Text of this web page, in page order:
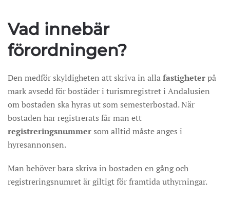
Vad innebär
förordningen?
Den medför skyldigheten att skriva in allafastigheterpå
mark avsedd för bostäder i turismregistret i Andalusien
om bostaden ska hyras ut som semesterbostad. När
bostaden har registrerats får man ett
registreringsnummer som alltid måste anges i
hyresannonsen.
Man behöver bara skriva in bostaden en gång och
registreringsnumret är giltigt för framtida uthyrningar.